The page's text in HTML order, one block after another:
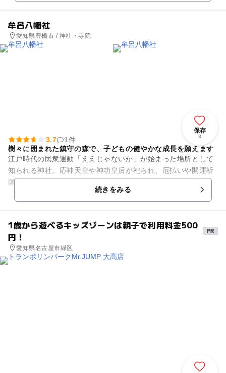
牟呂八幡社
愛知県豊橋市 / 神社・寺院
保存
3
3.7
1件
樹々に囲まれた鎮守の森で、子どもの健やかな成長を願えます
江戸時代の民衆運動「ええじゃないか」が始まった場所として
知られる神社。応神天皇や神功皇后が祀られ、厄払いや開運祈
願をはじめ、さまざまなご祈祷を行なうことができます。とく
にお宮参りや七五三詣、ラン...続きをみる
1歳から遊べるキッズゾーンは親子で利用料金500
円！
愛知県名古屋市緑区